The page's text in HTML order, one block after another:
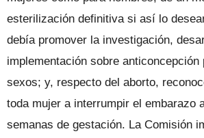
esterilización definitiva si así lo
debía promover la investigación,
implementación sobre anticoncepción
sexos; y, respecto del aborto,
toda mujer a interrumpir el embarazo
semanas de gestación. La Comisión